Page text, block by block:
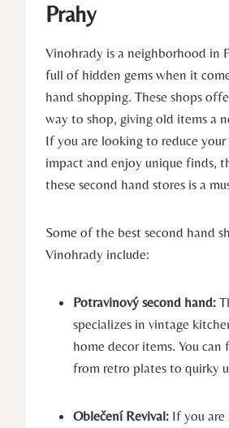
Prahy
Vinohrady is a neighborhood in
full of hidden gems when it
hand shopping. These shops
way to shop, giving old items a
If you are looking to reduce
impact and enjoy unique finds,
these second hand stores is a
Some of the best second hand
Vinohrady include:
Potravinový second hand:
specializes in vintage
home decor items. You
from retro plates to quirky
Oblečení Revival: If you